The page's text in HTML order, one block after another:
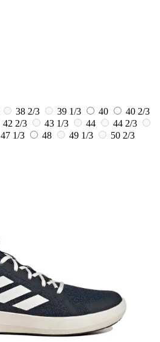
38 2/3 39 1/3 40
40 2/3
42 2/3 43 1/3 44
44 2/3
47 1/3 48 49 1/3
50 2/3